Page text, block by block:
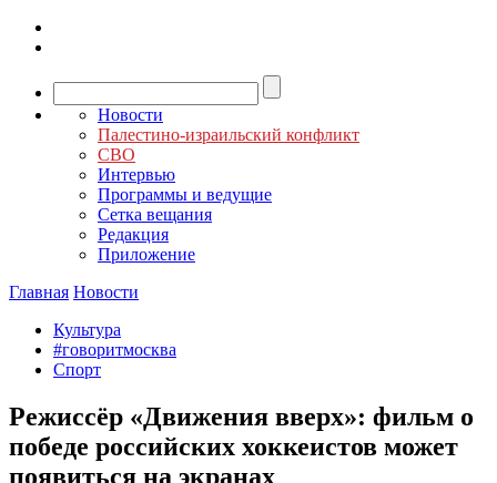
Новости
Палестино-израильский конфликт
СВО
Интервью
Программы и ведущие
Сетка вещания
Редакция
Приложение
Главная Новости
Культура
#говоритмосква
Спорт
Режиссёр «Движения вверх»: фильм о
победе российских хоккеистов может
появиться на экранах